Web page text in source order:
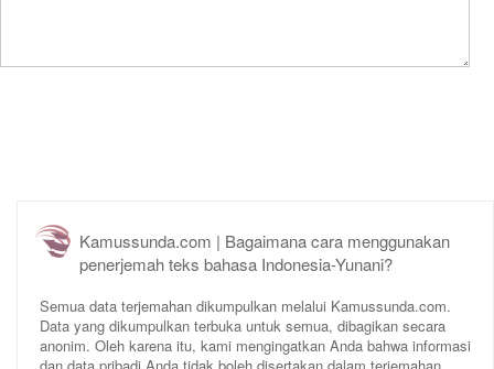
Kamussunda.com | Bagaimana cara menggunakan
penerjemah teks bahasa Indonesia-Yunani?
Semua data terjemahan dikumpulkan melalui Kamussunda.com.
Data yang dikumpulkan terbuka untuk semua, dibagikan secara
anonim. Oleh karena itu, kami mengingatkan Anda bahwa informasi